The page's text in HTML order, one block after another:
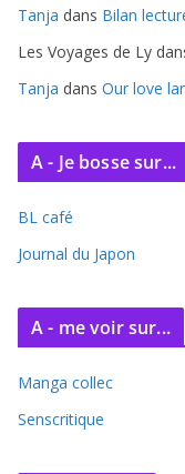
s
Tanja dans Bilan
Les Voyages de Ly
Tanja dans Our love
A - Je bosse sur...
BL café
Journal du Japon
A - me voir sur...
Manga collec
Senscritique